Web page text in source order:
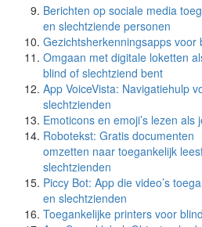
Berichten op sociale media
en slechtziende personen
Gezichtsherkenningsapps voor
Omgaan met digitale loketten
blind of slechtziend bent
App VoiceVista: Navigatiehulp
slechtzienden
Emoticons en emoji’s lezen
Robotekst: Gratis documenten
omzetten naar toegankelijk
slechtzienden
Piccy Bot: App die video’s
en slechtzienden
Toegankelijke printers voor